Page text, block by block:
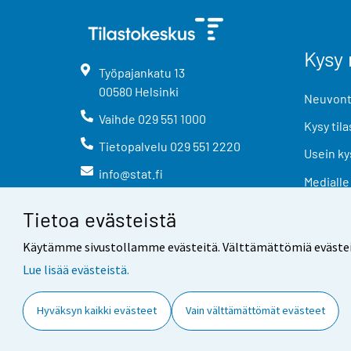
Tietoa evästeistä
Käytämme sivustollamme evästeitä. Välttämättömiä
Lue lisää evästeistä.
Hyväksyn kaikki evästeet Vain välttämättömät evästeet
Työpajankatu 13
00580 Helsinki
Vaihde 029 551 1000
Tietopalvelu 029 551 2220
info@stat.fi
Kysy
Usein
Medialle
Yhteystiedot Palaute